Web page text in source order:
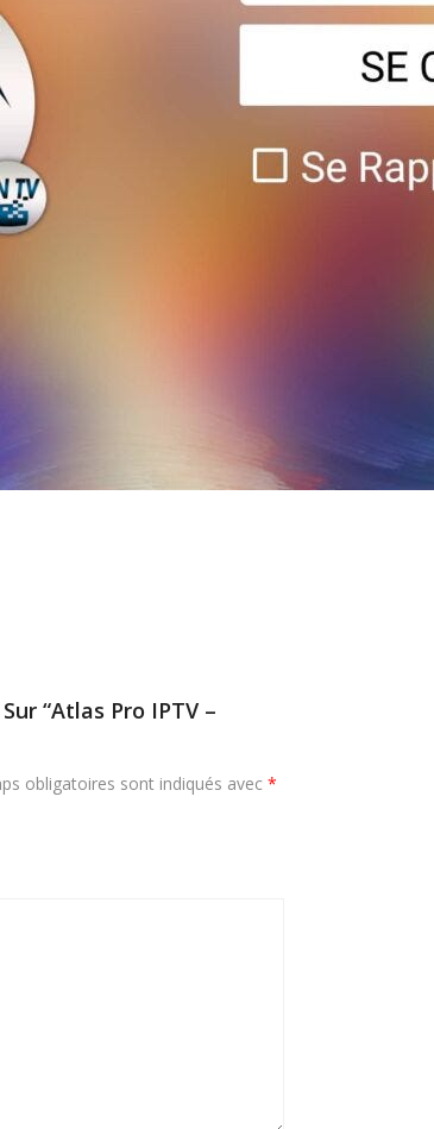
“Atlas Pro IPTV –
obligatoires sont indiqués avec *